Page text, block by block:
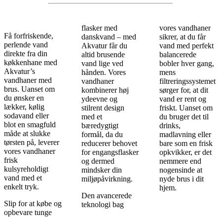
Få forfriskende,
perlende vand
direkte fra din
køkkenhane med
Akvatur’s
vandhaner med
brus. Uanset om
du ønsker en
lækker, kølig
sodavand eller
blot en smagfuld
måde at slukke
tørsten på, leverer
vores vandhaner
frisk
kulsyreholdigt
vand med et
enkelt tryk.
Slip for at købe og
opbevare tunge
flasker med
danskvand – med
Akvatur får du
altid brusende
vand lige ved
hånden. Vores
vandhaner
kombinerer høj
ydeevne og
stilrent design
med et
bæredygtigt
formål, da du
reducerer behovet
for engangsflasker
og dermed
mindsker din
miljøpåvirkning.
Den avancerede
teknologi bag
vores vandhaner
sikrer, at du får
vand med perfekt
balancerede
bobler hver gang,
mens
filtreringssystemet
sørger for, at dit
vand er rent og
friskt. Uanset om
du bruger det til
drinks,
madlavning eller
bare som en frisk
opkvikker, er det
nemmere end
nogensinde at
nyde brus i dit
hjem.